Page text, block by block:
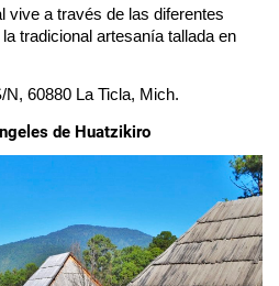
vive a través de las diferentes
tradicional artesanía tallada en
N, 60880 La Ticla, Mich.
de Huatzikiro